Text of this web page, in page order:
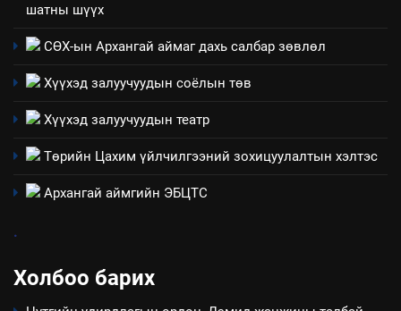
6
Санхүүгийн тайланд хийсэн
ИЛ ТОД БАЙДАЛ
Үйл ажиллагаандаа мөрдөж
шатны шүүх
СӨХ-ын Архангай аймаг дахь салбар зөвлөл
Хүүхэд залуучуудын соёлын төв
Хүүхэд залуучуудын театр
Төрийн Цахим үйлчилгээний зохицуулалтын хэлтэс
Архангай аймгийн ЭБЦТС
.
Холбоо барих